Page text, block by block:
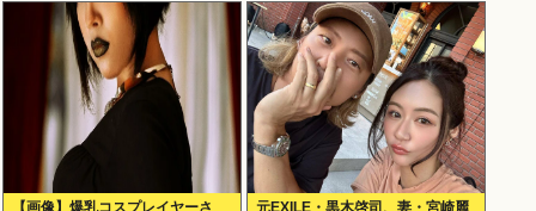
【画像】爆乳コスプレイヤーさ
元EXILE・黒木啓司、妻・宮崎麗